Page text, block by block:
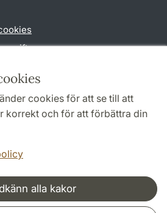
cookies för att se till att
korrekt och för att förbättra din
alla kakor
och nätverk